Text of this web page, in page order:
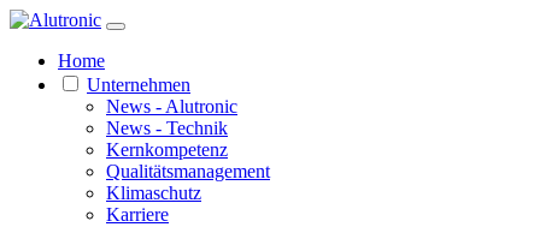
Home
Unternehmen
News - Alutronic
News - Technik
Kernkompetenz
Qualitätsmanagement
Klimaschutz
Karriere